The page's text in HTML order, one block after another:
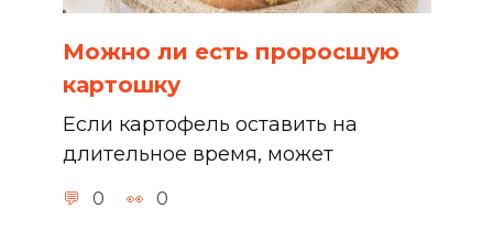
Можно ли есть проросшую
картошку
Если картофель оставить на
длительное время, может
0 0